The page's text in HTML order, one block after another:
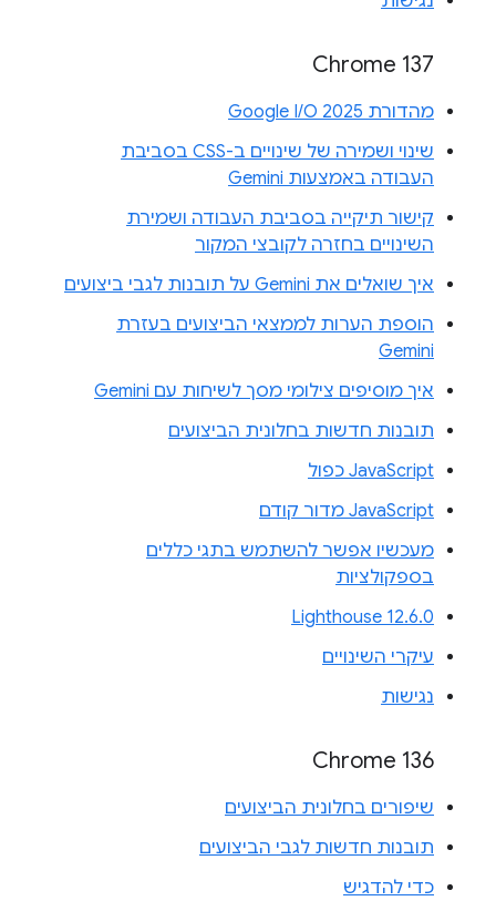
Chrome 137
מהדורת Google I/O 2025
שינוי ושמירה של שינויים ב-CSS בסביבת
העבודה באמצעות Gemini
קישור תיקייה בסביבת העבודה ושמירת
השינויים בחזרה לקובצי המקור
איך שואלים את Gemini על תובנות לגבי ביצועים
הוספת הערות לממצאי הביצועים בעזרת
Gemini
איך מוסיפים צילומי מסך לשיחות עם Gemini
תובנות חדשות בחלונית הביצועים
JavaScript כפול
JavaScript מדור קודם
מעכשיו אפשר להשתמש בתגי כללים
בספקולציות
Lighthouse 12.6.0
עיקרי השינויים
נגישות
Chrome 136
שיפורים בחלונית הביצועים
תובנות חדשות לגבי הביצועים
כדי להדגיש